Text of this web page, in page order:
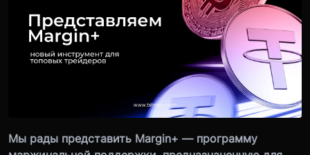
Мы рады представить Margin+ — программу